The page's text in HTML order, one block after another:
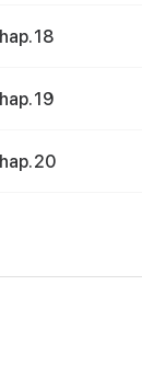
18
19
20